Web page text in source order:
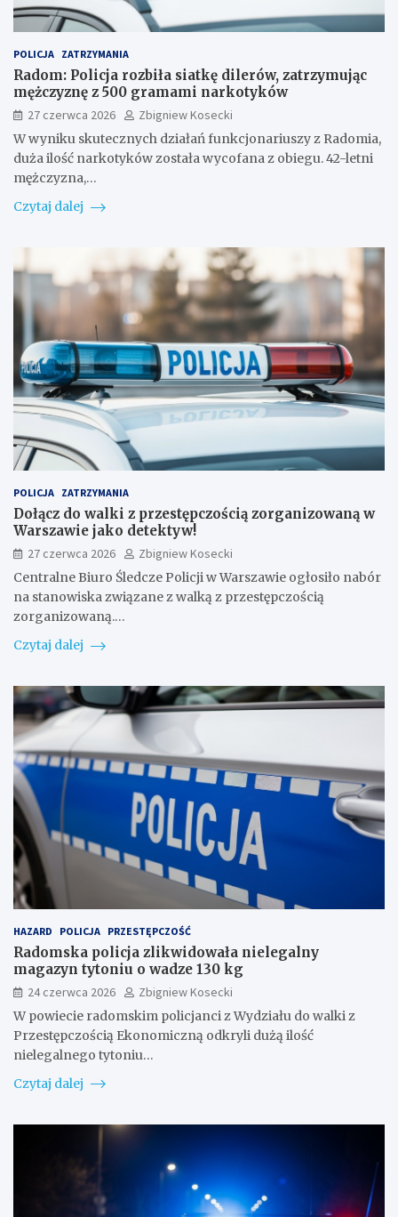
POLICJA ZATRZYMANIA
Radom: Policja rozbiła siatkę dilerów, zatrzymując
mężczyznę z 500 gramami narkotyków
27 czerwca 2026
Zbigniew Kosecki
W wyniku skutecznych działań funkcjonariuszy z Radomia,
duża ilość narkotyków została wycofana z obiegu. 42-letni
mężczyzna,…
Czytaj dalej
POLICJA ZATRZYMANIA
Dołącz do walki z przestępczością zorganizowaną w
Warszawie jako detektyw!
27 czerwca 2026
Zbigniew Kosecki
Centralne Biuro Śledcze Policji w Warszawie ogłosiło nabór
na stanowiska związane z walką z przestępczością
zorganizowaną.…
Czytaj dalej
HAZARD POLICJA PRZESTĘPCZOŚĆ
Radomska policja zlikwidowała nielegalny
magazyn tytoniu o wadze 130 kg
24 czerwca 2026
Zbigniew Kosecki
W powiecie radomskim policjanci z Wydziału do walki z
Przestępczością Ekonomiczną odkryli dużą ilość
nielegalnego tytoniu…
Czytaj dalej